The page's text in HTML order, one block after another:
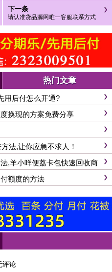
下一条
请认准货品源网唯一客服联系方式
热门文章
用后付怎么开通?
换现的方案免费分享
法,让你应急不求人！
,羊小咩便荔卡包快速回收商
额度的方法
评论